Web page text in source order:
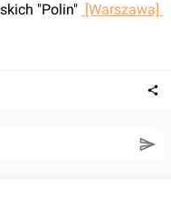
"Polin" [Warszawa]